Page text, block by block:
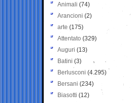
Animali (74)
Arancioni (2)
arte (175)
Attentato (329)
Auguri (13)
Batini (3)
Berlusconi (4.295)
Bersani (234)
Biasotti (12)